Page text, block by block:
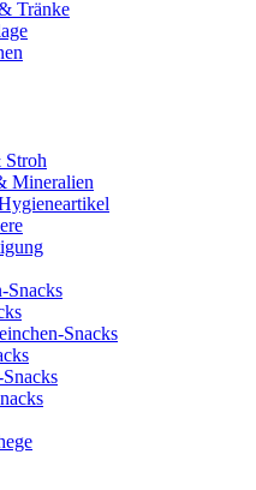
Tränke
Stroh
Mineralien
Snacks
Snacks